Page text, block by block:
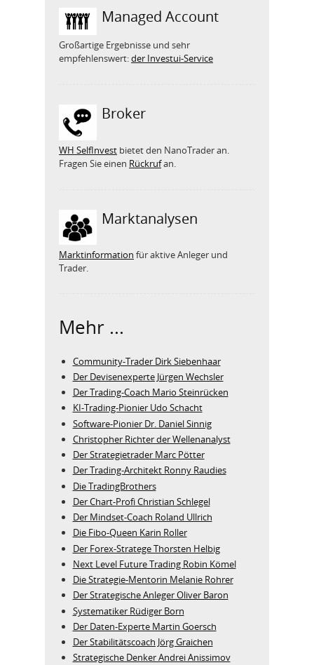
Managed Account
Großartige Ergebnisse und sehr
empfehlenswert:der Investui-Service
Broker
WH SelfInvest bietet den NanoTrader an.
Fragen Sie einen Rückrufan.
Marktanalysen
Marktinformation für aktive Anleger und
Trader.
Mehr ...
Community-Trader Dirk Siebenhaar
Der Devisenexperte Jürgen Wechsler
Der Trading-Coach Mario Steinrücken
KI-Trading-Pionier Udo Schacht
Software-Pionier Dr. Daniel Sinnig
Christopher Richter der Wellenanalyst
Der Strategietrader Marc Pötter
Der Trading-Architekt Ronny Raudies
Die TradingBrothers
Der Chart-Profi Christian Schlegel
Der Mindset-Coach Roland Ullrich
Die Fibo-Queen Karin Roller
Der Forex-Stratege Thorsten Helbig
Next Level Future Trading Robin Kömel
Die Strategie-Mentorin Melanie Rohrer
Der Strategische Anleger Oliver Baron
Systematiker Rüdiger Born
Der Daten-Experte Martin Goersch
Der Stabilitätscoach Jörg Graichen
Strategische Denker Andrei Anissimov